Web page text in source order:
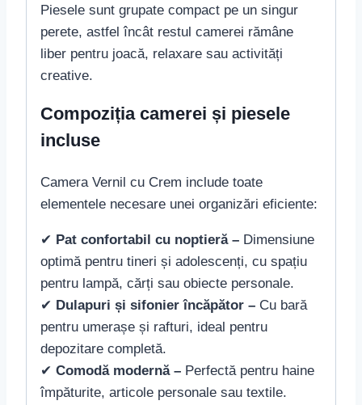
Piesele sunt grupate compact pe un singur
perete, astfel încât restul camerei rămâne
liber pentru joacă, relaxare sau activități
creative.
Compoziția camerei și piesele
incluse
Camera Vernil cu Crem include toate
elementele necesare unei organizări eficiente:
✔ Pat confortabil cu noptieră – Dimensiune
optimă pentru tineri și adolescenți, cu spațiu
pentru lampă, cărți sau obiecte personale.
✔ Dulapuri și sifonier încăpător – Cu bară
pentru umerașe și rafturi, ideal pentru
depozitare completă.
✔ Comodă modernă – Perfectă pentru haine
împăturite, articole personale sau textile.